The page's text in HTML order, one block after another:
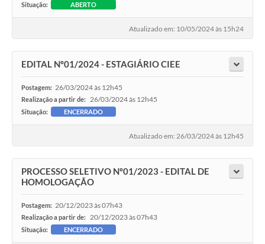
Situação: ABERTO
Atualizado em: 10/05/2024 às 15h24
EDITAL Nº01/2024 - ESTAGIÁRIO CIEE
Postagem: 26/03/2024 às 12h45
Realização a partir de: 26/03/2024 às 12h45
Situação: ENCERRADO
Atualizado em: 26/03/2024 às 12h45
PROCESSO SELETIVO Nº01/2023 - EDITAL DE
HOMOLOGAÇÃO
Postagem: 20/12/2023 às 07h43
Realização a partir de: 20/12/2023 às 07h43
Situação: ENCERRADO